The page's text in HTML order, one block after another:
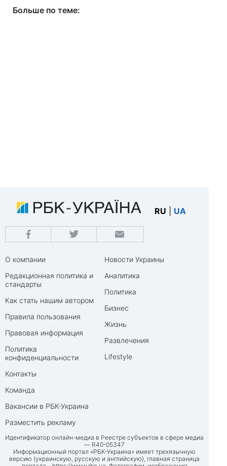
Больше по теме:
RU UA
О компании
Редакционная политика и
стандарты
Как стать нашим автором
Правила пользования
Правовая информация
Политика
конфиденциальности
Контакты
Команда
Вакансии в РБК-Украина
Разместить рекламу
Новости Украины
Аналитика
Политика
Бизнес
Жизнь
Развлечения
Lifestyle
Идентификатор онлайн-медиа в Реестре субъектов в сфере медиа
— R40-05347
Информационный портал «РБК-Украина» имеет трехязычную
версию (украинскую, русскую и английскую), главная страница